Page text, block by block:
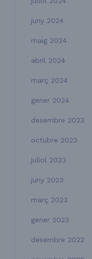
juny 2024
maig 2024
abril 2024
març 2024
gener 2024
desembre 2023
octubre 2023
juliol 2023
juny 2023
març 2023
gener 2023
desembre 2022